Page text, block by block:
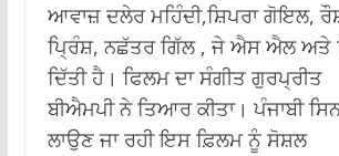
ਆਵਾਜ਼ ਦਲੇਰ ਮਹਿੰਦੀ,ਸ਼ਿਪਰਾ ਗੋਇਲ,
ਪ੍ਰਿੰਸ਼, ਨਛੱਤਰ ਗਿੱਲ , ਜੇ ਐਸ ਐਲ ਅਤੇ
ਦਿੱਤੀ ਹੈ। ਫਿਲਮ ਦਾ ਸੰਗੀਤ ਗੁਰਪ੍ਰੀਤ
ਬੀਐਮਪੀ ਨੇ ਤਿਆਰ ਕੀਤਾ। ਪੰਜਾਬੀ
ਲਾਉਣ ਜਾ ਰਹੀ ਇਸ ਫ਼ਿਲਮ ਨੂੰ ਸੋਸ਼ਲ